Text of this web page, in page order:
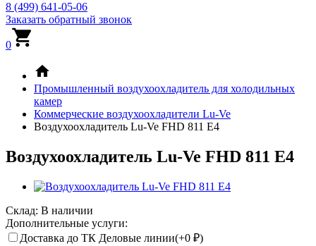
8 (499) 641-05-06
Заказать обратный звонок
0
Промышленный воздухоохладитель для холодильных
камер
Коммерческие воздухоохладители Lu-Ve
Воздухоохладитель Lu-Ve FHD 811 E4
Воздухоохладитель Lu-Ve FHD 811 E4
Склад: В наличии
Дополнительные услуги:
Доставка до ТК Деловые линии(+0 ₽)